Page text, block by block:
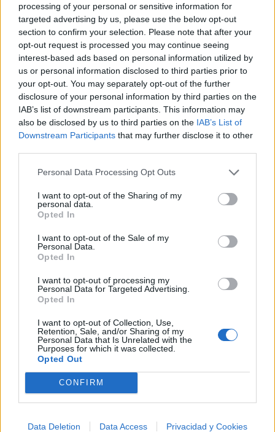
processing of your personal or sensitive information for
targeted advertising by us, please use the below opt-out
section to confirm your selection. Please note that after your
opt-out request is processed you may continue seeing
interest-based ads based on personal information utilized by
us or personal information disclosed to third parties prior to
your opt-out. You may separately opt-out of the further
disclosure of your personal information by third parties on the
IAB’s list of downstream participants. This information may
also be disclosed by us to third parties on the IAB’s List of
Downstream Participants that may further disclose it to other
Personal Data Processing Opt Outs
I want to opt-out of the Sharing of my
personal data.
Opted In
I want to opt-out of the Sale of my
Personal Data.
Opted In
I want to opt-out of processing my
Personal Data for Targeted Advertising.
Opted In
I want to opt-out of Collection, Use,
Retention, Sale, and/or Sharing of my
Personal Data that Is Unrelated with the
Purposes for which it was collected.
Opted Out
CONFIRM
Data Deletion Data Access Privacidad y Cookies
Letra Mala Prensa
Letra Lo Que Te Mereces
Letra Algunos Tenemos Fe
Letra El Milagro
+ Letras de Viva Suecia
Discografía Biografía Ranking Fotos Foro
Biografía de Viva Suecia
¡Viva Suecia: La Energía Indomable del Rock
Alternativo Español!
Ranking de Viva Suecia
Viva Sueciano está entre los 500 artistas más
apoyados y visitados de esta semana, su mejor
puesto ha sido el67º
¿Apoyar a Viva Suecia?
61